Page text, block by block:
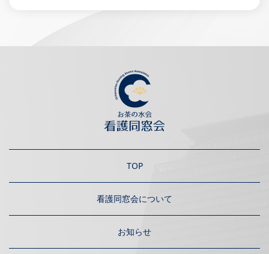
TOP
看護同窓会について
お知らせ